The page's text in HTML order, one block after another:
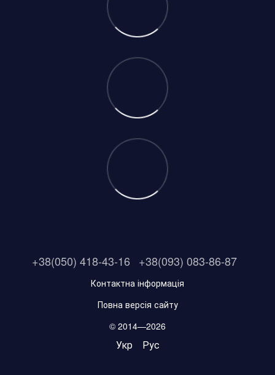
+38(050) 418-43-16 +38(093) 083-86-87
Контактна інформація
Повна версія сайту
© 2014—2026
Укр Рус